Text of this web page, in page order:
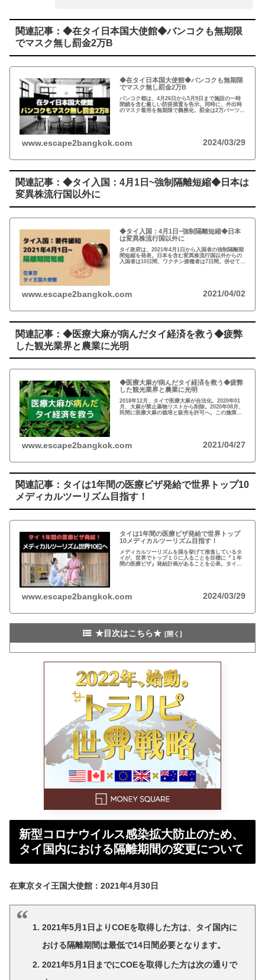
関連記事：◆在タイ日本国大使館◆バンコクも無期限
でマスク無し罰金2万B
◆在タイ日本国大使館◆バンコクも無期限
でマスク無し罰金2万B
バンコク都は、4月26日から5月9日まで施設の一時
閉鎖を含む厳しい防疫措置を告示。同時に、外出時
のマスク着用を無期限で義務化、罰金は2万バーツ
www.escape2bangkok.com 2024/03/29
関連記事：◆タイ入国：4月1日~強制隔離短縮◆日本は
変異株流行国以外に
◆タイ入国：4月1日~強制隔離短縮◆日本
は変異株流行国以外に
タイ政府は、2021年4月1日から入国者の強制隔離期
間短縮を発表。日本を含む変異株流行国以外からの
入国者は10日間、ワクチン接種者は7日間。併せて、
www.escape2bangkok.com 2021/04/02
関連記事：◆医療大麻が病んだタイ経済を救う◆疲弊
した観光業界と農業に光明
◆医療大麻が病んだタイ経済を救う◆疲弊
した観光業界と農業に光明
2018年12月、タイで医療大麻が合法化。2020年01
月、大麻が禁止薬物リストから削除。2020年08月、
民間に医療大麻の栽培と販売を許可へ。この施策
www.escape2bangkok.com 2021/04/27
関連記事：タイは1年間の医療ビザ発給で世界トップ10
メディカルツーリズム目指す！
タイは1年間の医療ビザ発給で世界トップ
10メディカルツーリズム目指す！
メディカルツーリズムを国を挙げて推進しているタ
イが、世界でトップ１０に入ることを目標に『１年
間の医療ビザ』発給計画があることを公表。タイは1
www.escape2bangkok.com 2024/03/29
★目次はこちら★
新型コロナウイルス感染拡大防止のため、
タイ国内における隔離期間の変更について
在東京タイ王国大使館：2021年4月30日
2021年5月1日よりCOEを取得した方は、タイ国内に
おける隔離期間は最低で14日間必要となります。
2021年5月1日までにCOEを取得した方は次の通りで